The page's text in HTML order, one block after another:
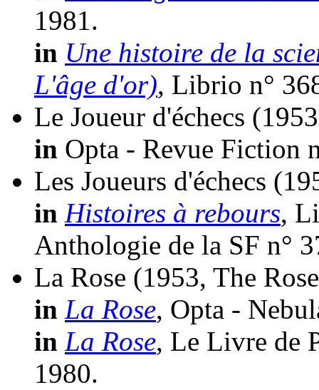
1981.
in Une histoire de la
L'âge d'or), Librio n°
Le Joueur d'échecs
in Opta - Revue Fiction
Les Joueurs d'échecs
in Histoires à rebours,
Anthologie de la SF n°
La Rose (1953, The
in La Rose, Opta -
in La Rose, Le Livre de
1980.